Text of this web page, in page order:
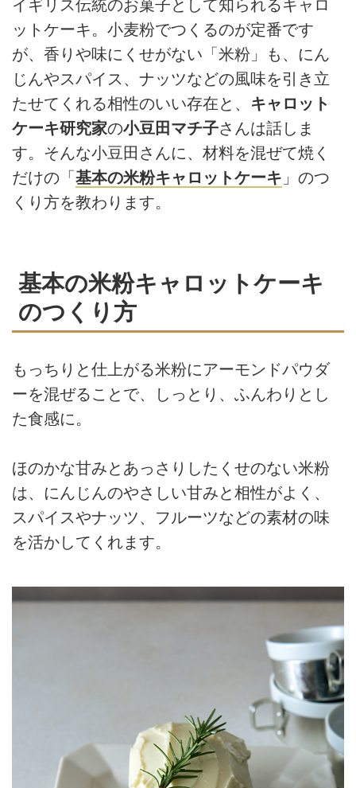
イギリス伝統のお菓子として知られるキャロ
ットケーキ。小麦粉でつくるのが定番です
が、香りや味にくせがない「米粉」も、にん
じんやスパイス、ナッツなどの風味を引き立
たせてくれる相性のいい存在と、 キャロット
ケーキ研究家の小豆田マチ子さんは話しま
す。そんな小豆田さんに、材料を混ぜて焼く
だけの「 基本の米粉キャロットケーキ 」のつ
くり方を教わります。
基本の米粉キャロットケーキ
のつくり方
もっちりと仕上がる米粉にアーモンドパウダ
ーを混ぜることで、しっとり、ふんわりとし
た食感に。
ほのかな甘みとあっさりしたくせのない米粉
は、にんじんのやさしい甘みと相性がよく、
スパイスやナッツ、フルーツなどの素材の味
を活かしてくれます。